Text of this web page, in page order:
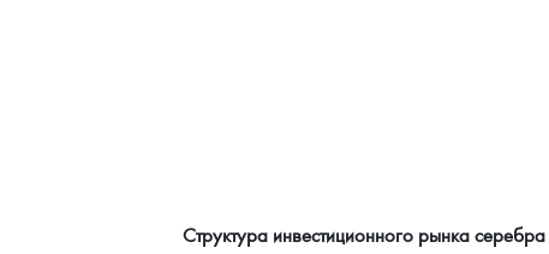
Структура инвестиционного рынка